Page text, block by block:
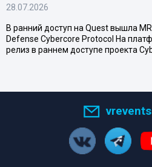
28.07.2026
В ранний доступ на Quest вышла
Defense Cybercore Protocol На
релиз в раннем доступе проекта